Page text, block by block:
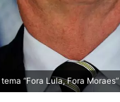
“Fora Lula, Fora